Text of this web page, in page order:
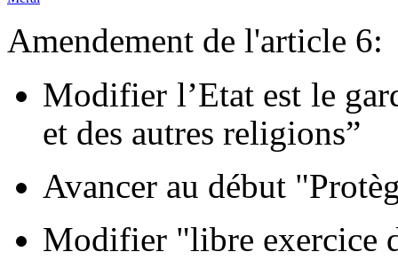
Amendement de l'article 6:
Modifier l’Etat est le
et des autres religions”
Avancer au début
Modifier "libre exercice